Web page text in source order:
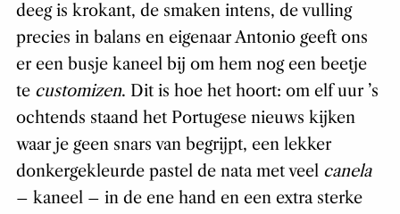
deeg is krokant, de smaken intens, de vulling
precies in balans en eigenaar Antonio geeft ons
er een busje kaneel bij om hem nog een beetje
te customizen. Dit is hoe het hoort: om elf uur ’s
ochtends staand het Portugese nieuws kijken
waar je geen snars van begrijpt, een lekker
donkergekleurde pastel de nata met veel canela
– kaneel – in de ene hand en een extra sterke